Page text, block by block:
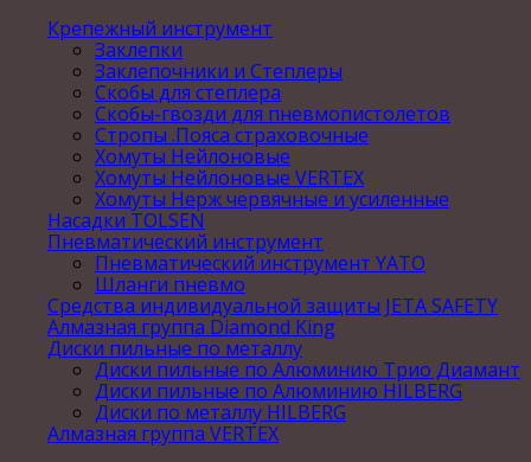
Крепежный инструмент
Заклепки
Заклепочники и Степлеры
Скобы для степлера
Скобы-гвозди для пневмопистолетов
Стропы .Пояса страховочные
Хомуты Нейлоновые
Хомуты Нейлоновые VERTEX
Хомуты Нерж червячные и усиленные
Насадки TOLSEN
Пневматический инструмент
Пневматический инструмент YATO
Шланги пневмо
Средства индивидуальной защиты JETA SAFETY
Алмазная группа Diamond King
Диски пильные по металлу
Диски пильные по Алюминию Трио Диамант
Диски пильные по Алюминию HILBERG
Диски по металлу HILBERG
Алмазная группа VERTEX